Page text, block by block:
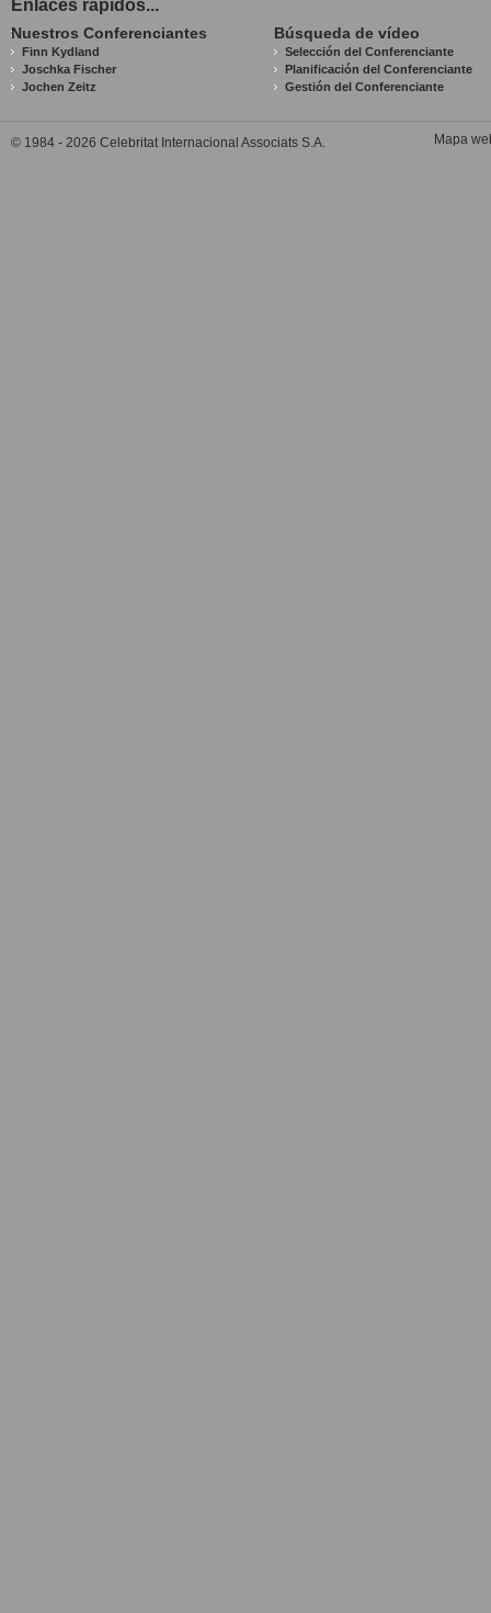
Enlaces rápidos...
Nuestros Conferenciantes
Finn Kydland
Joschka Fischer
Jochen Zeitz
Búsqueda de vídeo
Selección del Conferenciante
Planificación del Conferenciante
Gestión del Conferenciante
© 1984 - 2026 Celebritat Internacional Associats S.A. Mapa